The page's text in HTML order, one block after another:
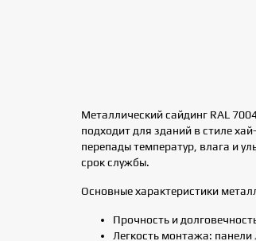
Металлический сайдинг RAL
подходит для зданий в стиле
перепады температур, влага и
срок службы.
Основные характеристики
Прочность и
Легкость монтажа: панели